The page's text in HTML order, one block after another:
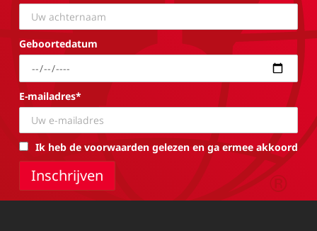
Geboortedatum
E-mailadres*
Ik heb de voorwaarden gelezen en ga ermee akkoord